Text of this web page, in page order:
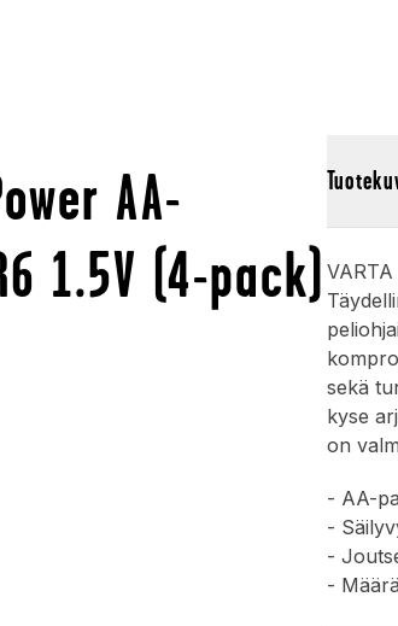
AA-
1.5V (4-pack)
sekä
kyse
on
- AA-
-
-
-